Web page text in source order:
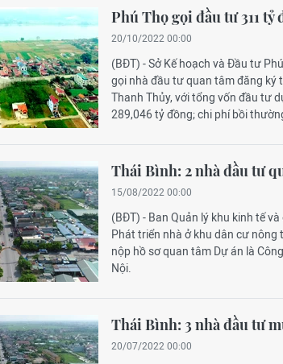
Phú Thọ gọi đầu tư 311
20/10/2022 00:00
(BĐT) - Sở Kế hoạch và Đầu tư
gọi nhà đầu tư quan tâm đăng ký
Thanh Thủy, với tổng vốn đầu tư
289,046 tỷ đồng; chi phí bồi
Thái Bình: 2 nhà đầu tư
15/08/2022 00:00
(BĐT) - Ban Quản lý khu kinh tế
Phát triển nhà ở khu dân cư nông
nộp hồ sơ quan tâm Dự án là
Nội.
Thái Bình: 3 nhà đầu tư
20/07/2022 00:00